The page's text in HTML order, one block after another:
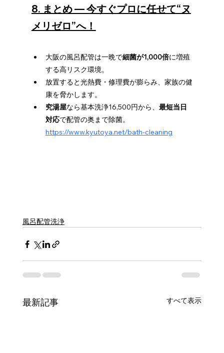
8. まとめ ― 今すぐプロに任せて“ヌ
メリゼロ”へ！
大阪の風呂配管は一晩で細菌が1,000倍に増殖
する高リスク環境。
放置すると光熱費・修理費が膨らみ、家族の健
康を脅かします。
究湯屋なら基本洗浄16,500円から、 最短当日
対応で配管の奥まで除菌。
https://www.kyutoya.net/bath-cleaning
風呂配管洗浄
最新記事 すべて表示